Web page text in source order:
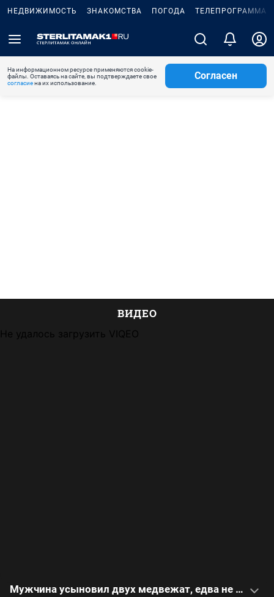
НЕДВИЖИМОСТЬ ЗНАКОМСТВА ПОГОДА ТЕЛЕПРОГРАММА
На информационном ресурсе применяются cookie-
файлы. Оставаясь на сайте, вы подтверждаете свое
согласиена их использование.
Согласен
ВИДЕО
Не удалось загрузить VIQEO
Мужчина усыновил двух медвежат, едва не погибших в лесу: милое видео